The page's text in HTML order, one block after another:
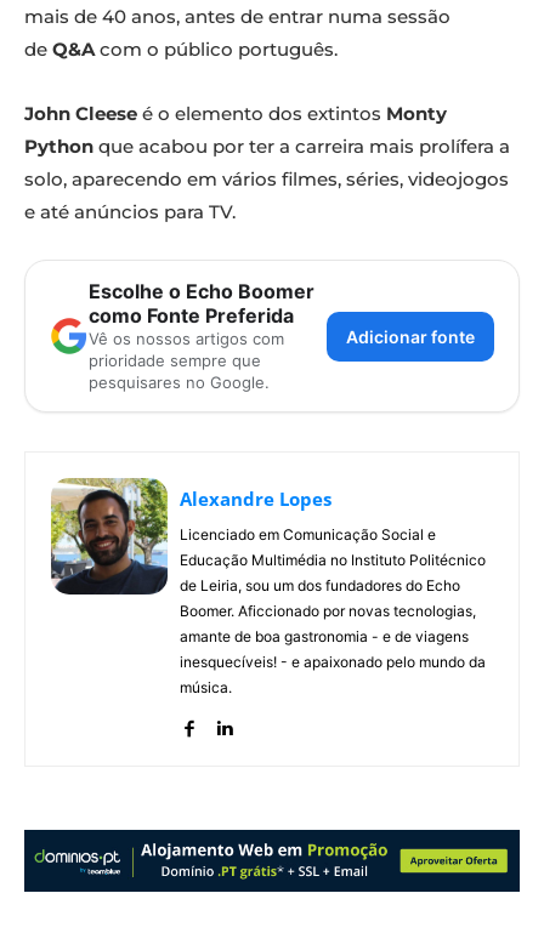
mais de 40 anos, antes de entrar numa sessão
de Q&Acom o público português.
John Cleese é o elemento dos extintos Monty
Python que acabou por ter a carreira mais prolífera a
solo, aparecendo em vários filmes, séries, videojogos
e até anúncios para TV.
Escolhe o Echo Boomer
como Fonte Preferida
Vê os nossos artigos com
prioridade sempre que
pesquisares no Google.
Adicionar fonte
Alexandre Lopes
Licenciado em Comunicação Social e
Educação Multimédia no Instituto Politécnico
de Leiria, sou um dos fundadores do Echo
Boomer. Aficcionado por novas tecnologias,
amante de boa gastronomia - e de viagens
inesquecíveis! - e apaixonado pelo mundo da
música.